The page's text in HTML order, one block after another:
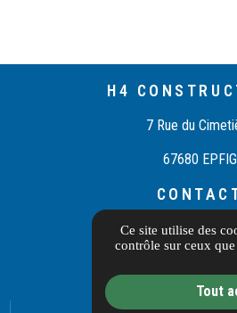
H4
7 Rue du
67680 EPFIG
03 55 40 10
Itinéraire
Informations
Ce site utilise des
contrôle sur ceux
Tout